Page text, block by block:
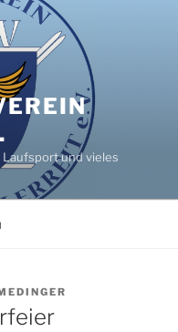
Laufsport und vieles